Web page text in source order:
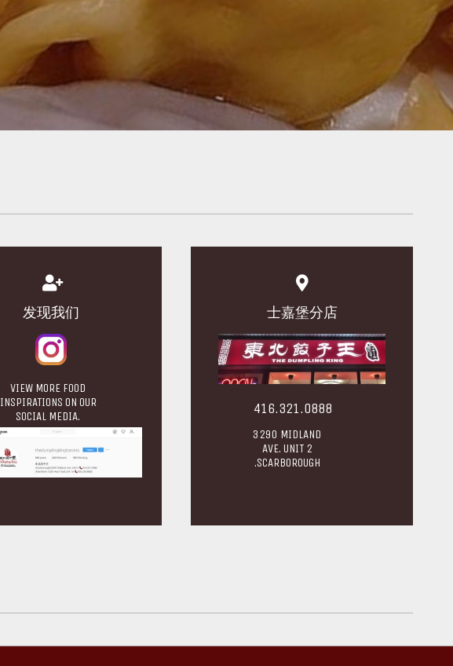
发现我们
VIEW MORE FOOD
INSPIRATIONS ON OUR
SOCIAL MEDIA.
士嘉堡分店
416.321.0888
3290 MIDLAND
AVE. UNIT 2
.SCARBOROUGH